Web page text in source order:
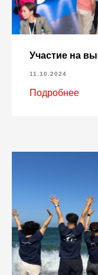
Участие на
11.10.2024
Подробнее